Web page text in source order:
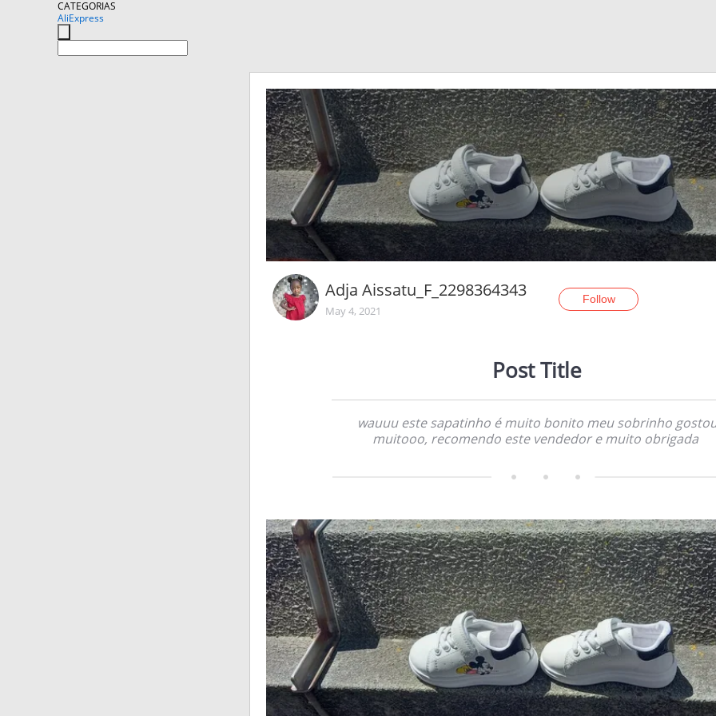
CATEGORIAS
AliExpress
Adja Aissatu_F_2298364343
May 4, 2021
Follow
Post Title
wauuu este sapatinho é muito bonito meu sobrinho
muitooo, recomendo este vendedor e muito obrigada         